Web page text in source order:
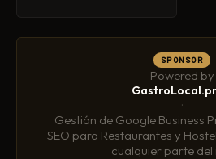
SPONSOR
Powered by
·
Gestión de Google Business
SEO para Restaurantes y
cualquier parte del